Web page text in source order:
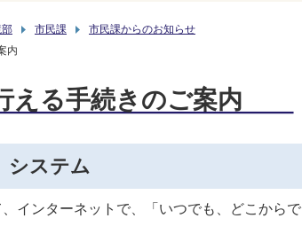
市民課
市民課からのお知らせ
内
える手続きのご案内
システム
インターネットで、「いつでも、どこからで